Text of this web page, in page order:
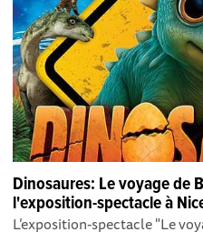
Dinosaures: Le voyage de
l'exposition-spectacle à
L’exposition-spectacle "Le